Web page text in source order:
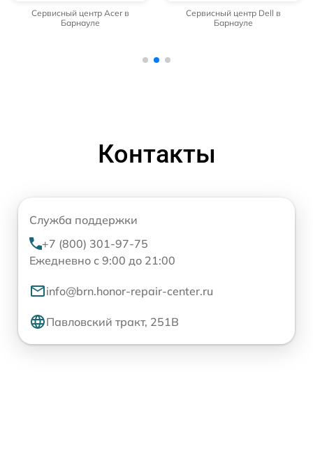
Сервисный центр Acer в
Барнауле
Сервисный центр Dell в
Барнауле
Контакты
Служба поддержки
+7 (800) 301-97-75
Ежедневно с 9:00 до 21:00
info@brn.honor-repair-center.ru
Павловский тракт, 251В